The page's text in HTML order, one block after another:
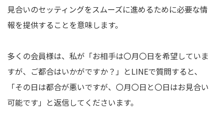
見合いのセッティングをスムーズに進めるために必要な情
報を提供することを意味します。
多くの会員様は、私が「お相手は〇月〇日を希望していま
すが、ご都合はいかがですか？」とLINEで質問すると、
「その日は都合が悪いですが、〇月〇日と〇日はお見合い
可能です」と返信してくださいます。